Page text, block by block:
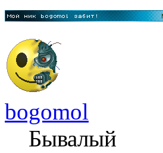
bogomol
Бывалый